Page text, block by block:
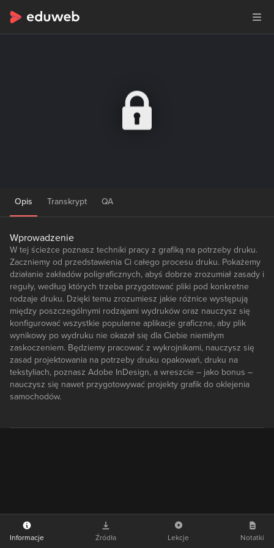
Opis Transkrypt QA
Wprowadzenie
W tej ścieżce poznasz techniki pracy z grafiką na potrzeby druku.
Zaczniemy od przedstawienia Ci całego procesu druku. Pokażemy
działanie zakładów poligraficznych, abyś dobrze zrozumiał zasady i
reguły, według których trzeba przygotować pliki pod konkretne
rodzaje druku. Dzięki temu zrozumiesz jakie różnice występują
między poszczególnymi rodzajami wydruków oraz nauczysz się
konfigurować wszystkie popularne aplikacje graficzne, aby plik
wynikowy po wydruku nie okazał się dla Ciebie niemiłym
zaskoczeniem. Będziemy pracować z wykrojnikami, nauczysz się
zasad projektowania na potrzeby druku opakowań, druku na
tekstyliach, poznasz Adobe InDesign, a wreszcie – jako bonus –
nauczysz się nawet przygotowywać projekty grafik do oklejenia
samochodów.
Informacje Źródła Lekcje Notatki